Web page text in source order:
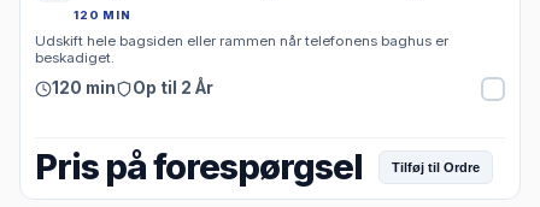
120 MIN
Udskift hele bagsiden eller rammen når telefonens baghus er
beskadiget.
120 min Op til 2 År
Pris på forespørgsel Tilføj til Ordre